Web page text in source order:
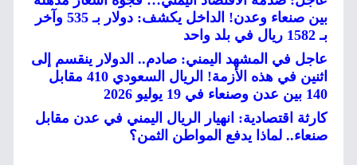
بين صنعاء وعدن! الداخل يكشف: دولار بـ 535 وآخر
بـ 1582 ريال في بلد واحد
عاجل في المشهد اليمني: صادم.. الدولار ينقسم إلى
اثنين في هذه الأزمة! الريال السعودي 410 مقابل
140 بين عدن وصنعاء في 19 يوليو 2026
كارثة اقتصادية: انهيار الريال اليمني في عدن مقابل
صنعاء.. لماذا يدفع المواطن الثمن؟